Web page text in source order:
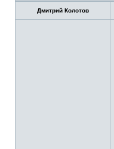
Дмитрий Колотов